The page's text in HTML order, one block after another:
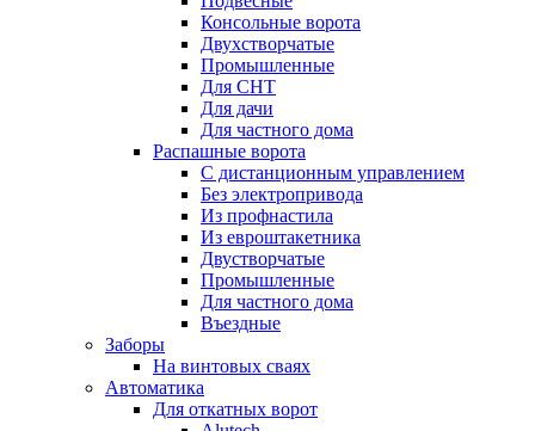
Консольные ворота
Двухстворчатые
Промышленные
Для СНТ
Для дачи
Для частного дома
Распашные ворота
С дистанционным управлением
Без электропривода
Из профнастила
Из евроштакетника
Двустворчатые
Промышленные
Для частного дома
Въездные
Заборы
На винтовых сваях
Автоматика
Для откатных ворот